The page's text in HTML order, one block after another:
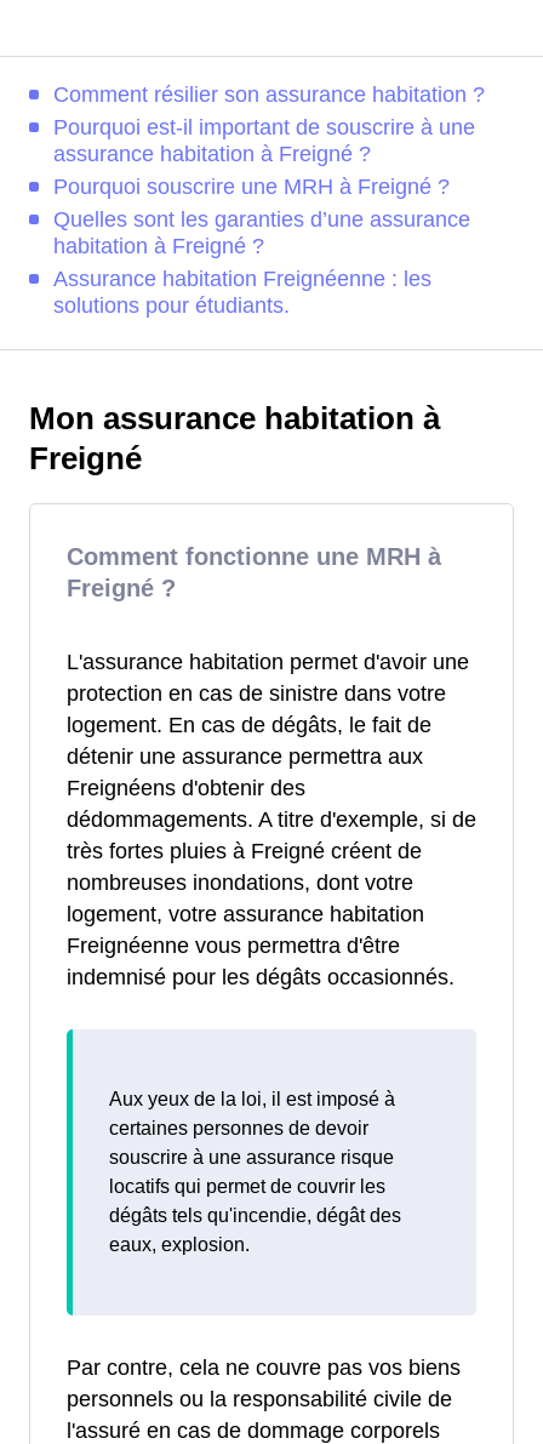
Comment résilier son assurance habitation ?
Pourquoi est-il important de souscrire à une
assurance habitation à Freigné ?
Pourquoi souscrire une MRH à Freigné ?
Quelles sont les garanties d’une assurance
habitation à Freigné ?
Assurance habitation Freignéenne : les
solutions pour étudiants.
Mon assurance habitation à
Freigné
Comment fonctionne une MRH à
Freigné ?
L'assurance habitation permet d'avoir une
protection en cas de sinistre dans votre
logement. En cas de dégâts, le fait de
détenir une assurance permettra aux
Freignéens d'obtenir des
dédommagements. A titre d'exemple, si de
très fortes pluies à Freigné créent de
nombreuses inondations, dont votre
logement, votre assurance habitation
Freignéenne vous permettra d'être
indemnisé pour les dégâts occasionnés.
Aux yeux de la loi, il est imposé à
certaines personnes de devoir
souscrire à une assurance risque
locatifs qui permet de couvrir les
dégâts tels qu'incendie, dégât des
eaux, explosion.
Par contre, cela ne couvre pas vos biens
personnels ou la responsabilité civile de
l'assuré en cas de dommage corporels